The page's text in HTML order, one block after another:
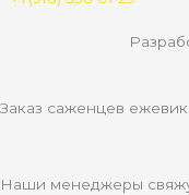
Заказ саженцев
Наши менеджеры